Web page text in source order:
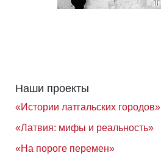
Наши проекты
«Истории латгальских городов»
«Латвия: мифы и реальность»
«На пороге перемен»